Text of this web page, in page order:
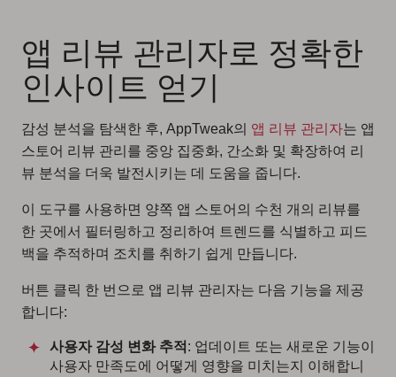
앱 리뷰 관리자로 정확한
인사이트 얻기
감성 분석을 탐색한 후, AppTweak의 앱 리뷰 관리자는 앱
스토어 리뷰 관리를 중앙 집중화, 간소화 및 확장하여 리
뷰 분석을 더욱 발전시키는 데 도움을 줍니다.
이 도구를 사용하면 양쪽 앱 스토어의 수천 개의 리뷰를
한 곳에서 필터링하고 정리하여 트렌드를 식별하고 피드
백을 추적하며 조치를 취하기 쉽게 만듭니다.
버튼 클릭 한 번으로 앱 리뷰 관리자는 다음 기능을 제공
합니다:
사용자 감성 변화 추적 : 업데이트 또는 새로운 기능이
사용자 만족도에 어떻게 영향을 미치는지 이해합니